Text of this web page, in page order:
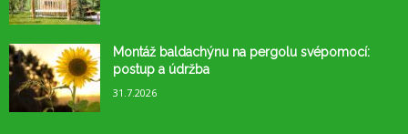
Montáž baldachýnu na pergolu svépomocí:
postup a údržba
31.7.2026